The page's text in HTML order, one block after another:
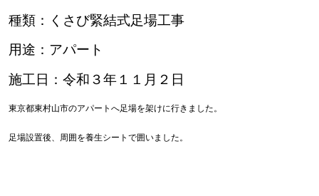
種類：くさび緊結式足場工事
用途：アパート
施工日：令和３年１１月２日
東京都東村山市のアパートへ足場を架けに行きました。
足場設置後、周囲を養生シートで囲いました。